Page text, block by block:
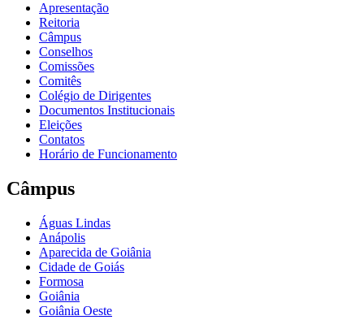
Apresentação
Reitoria
Câmpus
Conselhos
Comissões
Comitês
Colégio de Dirigentes
Documentos Institucionais
Eleições
Contatos
Horário de Funcionamento
Câmpus
Águas Lindas
Anápolis
Aparecida de Goiânia
Cidade de Goiás
Formosa
Goiânia
Goiânia Oeste